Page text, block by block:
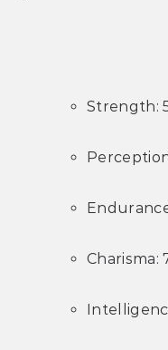
Strength:
Charisma: